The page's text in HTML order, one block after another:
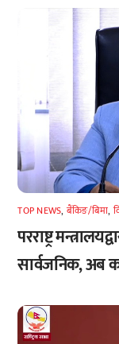
TOP NEWS, बैंकिङ/बिमा,
परराष्ट्र
सार्वजनिक, अब